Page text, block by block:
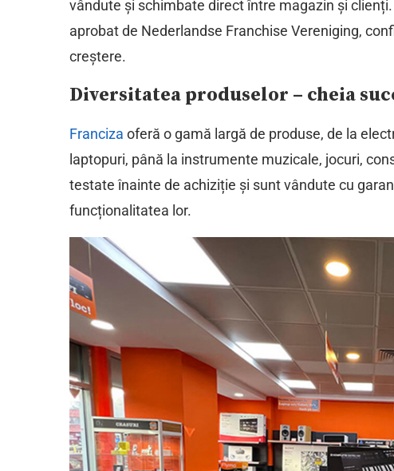
vândute și schimbate direct între magazin și
aprobat de Nederlandse Franchise Vereniging,
creștere.
Diversitatea produselor – cheia
Franciza oferă o gamă largă de produse, de la
laptopuri, până la instrumente muzicale, jocuri,
testate înainte de achiziție și sunt vândute cu
funcționalitatea lor.